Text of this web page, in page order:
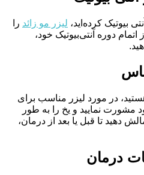
بیوتیک کرده‌اید، لیزر مو زائد را
۲ هفته بعد از اتمام دوره آنتی‌بیوتیک خود،
در مورد لیزر مناسب برای
نمایید و یخ را به طور
دهید تا قبل یا بعد از درمان،